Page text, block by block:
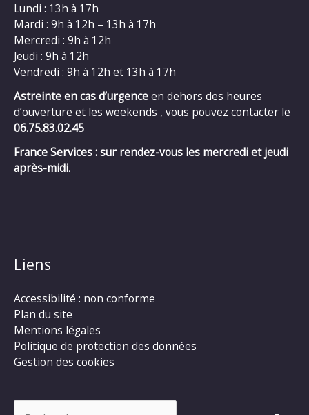
Lundi : 13h à 17h
Mardi : 9h à 12h – 13h à 17h
Mercredi : 9h à 12h
Jeudi : 9h à 12h
Vendredi : 9h à 12h et 13h à 17h
Astreinte en cas d’urgenceen dehors des heures
d’ouverture et les weekends , vous pouvez contacter le
06.75.83.02.45
France Services : sur rendez-vous les mercredi et jeudi
après-midi.
Liens
Accessibilité : non conforme
Plan du site
Mentions légales
Politique de protection des données
Gestion des cookies